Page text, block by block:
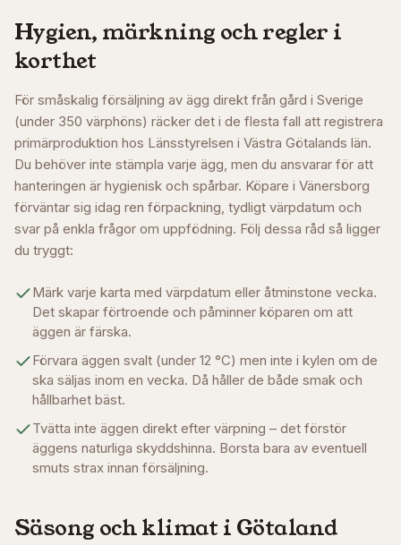
Hygien, märkning och regler i
korthet
För småskalig försäljning av ägg direkt från gård i Sverige
(under 350 värphöns) räcker det i de flesta fall att registrera
primärproduktion hos Länsstyrelsen i Västra Götalands län.
Du behöver inte stämpla varje ägg, men du ansvarar för att
hanteringen är hygienisk och spårbar. Köpare i Vänersborg
förväntar sig idag ren förpackning, tydligt värpdatum och
svar på enkla frågor om uppfödning. Följ dessa råd så ligger
du tryggt:
Märk varje karta med värpdatum eller åtminstone vecka.
Det skapar förtroende och påminner köparen om att
äggen är färska.
Förvara äggen svalt (under 12 °C) men inte i kylen om de
ska säljas inom en vecka. Då håller de både smak och
hållbarhet bäst.
Tvätta inte äggen direkt efter värpning – det förstör
äggens naturliga skyddshinna. Borsta bara av eventuell
smuts strax innan försäljning.
Säsong och klimat i Götaland